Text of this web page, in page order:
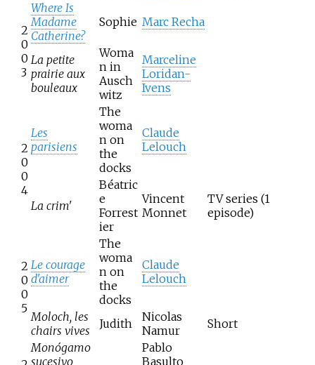
2
0
0
3
Where Is
Madame
Catherine?
Sophie Marc Recha
La petite
prairie aux
bouleaux
Woma
n in
Ausch
witz
Marceline
Loridan-
Ivens
2
0
0
4
Les
parisiens
The
woma
n on
the
docks
Claude
Lelouch
La crim'
Béatric
e
Forrest
ier
Vincent
Monnet
TV series (1
episode)
2
0
0
5
Le courage
d'aimer
The
woma
n on
the
docks
Claude
Lelouch
Moloch, les
chairs vives
Judith
Nicolas
Namur
Short
Monógamo
sucesivo
Pablo
Basulto